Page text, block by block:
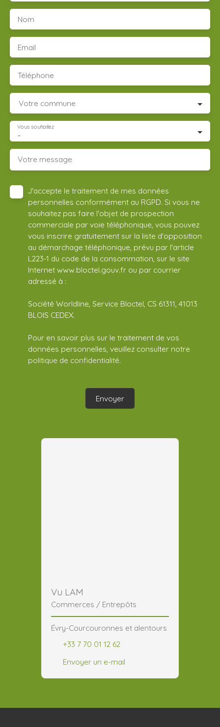
Nom
Email
Téléphone
Votre commune
-
Vous souhaitez
Votre message
J'accepte le traitement de mes données
personnelles conformément au RGPD. Si vous ne
souhaitez pas faire l'objet de prospection
commerciale par voie téléphonique, vous pouvez
vous inscrire gratuitement sur la liste d'opposition
au démarchage téléphonique, prévu par l'article
L223-1 du code de la consommation, sur le site
Internet www.bloctel.gouv.fr ou par courrier
adressé à :
Société Worldline, Service Bloctel, CS 61311, 41013
BLOIS CEDEX.
Pour en savoir plus sur le traitement de vos
données personnelles, veuillez consulter notre
politique de confidentialité.
Envoyer
Vu LAM
Commerces / Entrepôts
Évry-Courcouronnes et alentours
+33 7 70 01 12 62
Envoyer un e-mail